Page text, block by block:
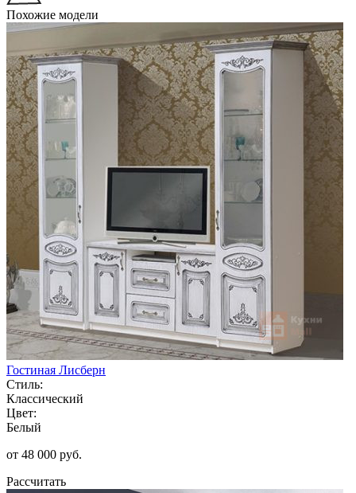
Похожие модели
Гостиная Лисберн
Стиль:
Классический
Цвет:
Белый
от 48 000 руб.
Рассчитать